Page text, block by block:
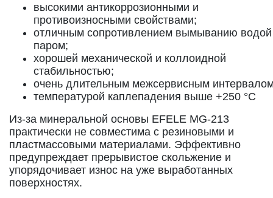
высокими антикоррозионными и
противоизносными свойствами;
отличным сопротивлением вымыванию
паром;
хорошей механической и коллоидной
стабильностью;
очень длительным межсервисным
температурой каплепадения выше +250 °С
Из-за минеральной основы EFELE MG-213
практически не совместима с резиновыми и
пластмассовыми материалами. Эффективно
предупреждает прерывистое скольжение и
упорядочивает износ на уже выработанных
поверхностях.